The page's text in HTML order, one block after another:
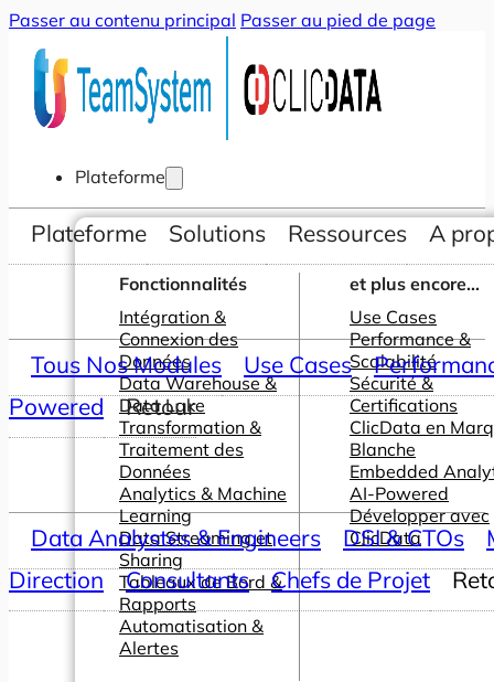
Passer au contenu principal Passer au pied de page
Plateforme
Fonctionnalités
Intégration &
Connexion des
Données
Data Warehouse &
Data Lake
Transformation &
Traitement des
Données
Analytics & Machine
Learning
Data Streaming et
Sharing
Tableaux de Bord &
Rapports
Automatisation &
Alertes
et plus encore...
Use Cases
Performance &
Scalabilité
Sécurité &
Certifications
ClicData en
Blanche
Embedded
AI-Powered
Développer avec
ClicData
Plateforme Solutions Ressources A
Tous Nos Modules Use Cases
Powered
Retour
Data Analystes & Engineers DSI & CTOs
Direction
Consultants Chefs de Projet